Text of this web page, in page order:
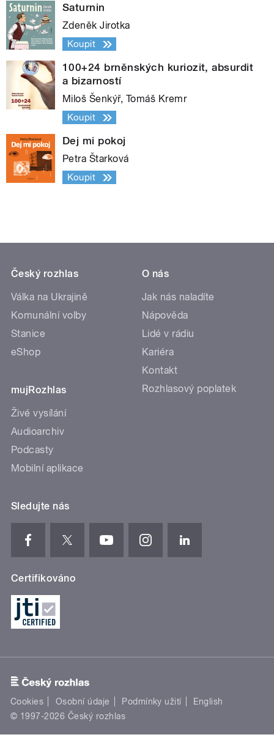
Saturnin
Zdeněk Jirotka
Koupit
100+24 brněnských kuriozit, absurdit
a bizarností
Miloš Šenkýř, Tomáš Kremr
Koupit
Dej mi pokoj
Petra Štarková
Koupit
Český rozhlas
Válka na Ukrajině
Komunální volby
Stanice
eShop
mujRozhlas
Živé vysílání
Audioarchiv
Podcasty
Mobilní aplikace
O nás
Jak nás naladíte
Nápověda
Lidé v rádiu
Kariéra
Kontakt
Rozhlasový poplatek
Sledujte nás
Certifikováno
Cookies Osobní údaje Podmínky užití
English
© 1997-2026 Český rozhlas